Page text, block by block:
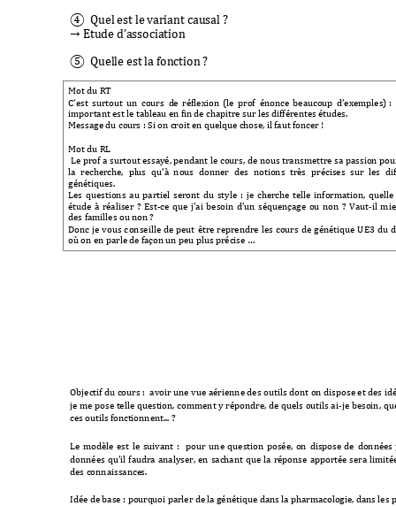
④ Quel est le variant causal ?
→ Etude d’association
⑤ Quelle est la fonction ?
Mot du RT
C’est surtout un cours  de réflexion (le prof  énonce beaucoup d’exemples) :
important est le tableau en fin de chapitre sur les différentes études.
Message du cours : Si on croit en quelque chose, il faut foncer !
Mot du RL
Le prof a surtout essayé, pendant le cours, de nous transmettre sa passion
la recherche, plus qu’à nous donner des notions très précises sur les
génétiques.
Les questions au partiel seront du style : je cherche telle information, quelle
étude à réaliser ? Est-ce que j’ai besoin d’un séquençage ou non ? Vaut-il
des familles ou non ?
Donc je vous conseille de peut être reprendre les cours de génétique UE3 du
où on en parle de façon un peu plus précise …
Objectif du cours : avoir une vue aérienne des outils dont on dispose et des
je me pose telle question, comment y répondre, de quels outils ai-je besoin,
ces outils fonctionnent... ?
Le modèle est le suivant : pour une question posée, on dispose de données
données qu'il faudra analyser, en sachant que la réponse apportée sera
des connaissances.
Idée de base : pourquoi parler de la génétique dans la pharmacologie, dans les